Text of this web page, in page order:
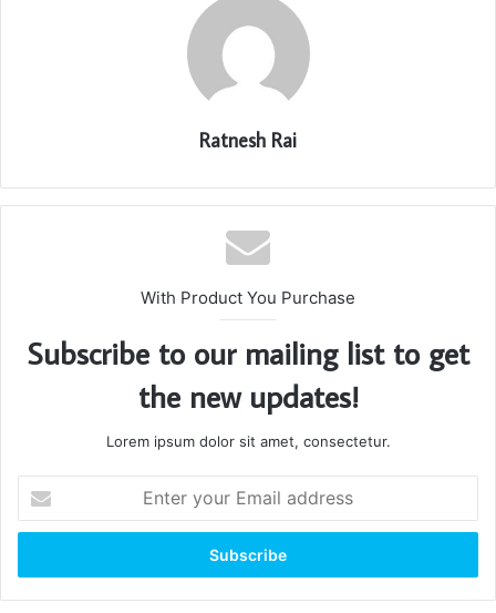
Ratnesh Rai
With Product You Purchase
Subscribe to our mailing list to get
the new updates!
Lorem ipsum dolor sit amet, consectetur.
your
Email